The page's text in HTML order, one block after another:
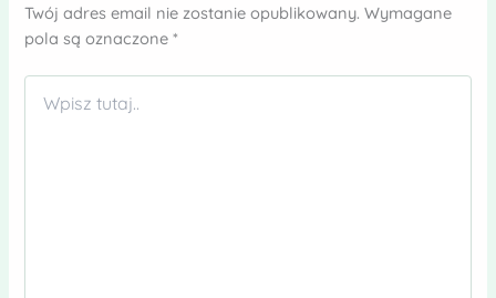
Twój adres email nie zostanie opublikowany. Wymagane
pola są oznaczone*
Wpisz
tutaj..